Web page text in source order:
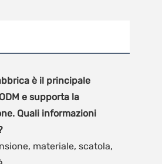
è il principale
e supporta la
Quali informazioni
materiale, scatola,